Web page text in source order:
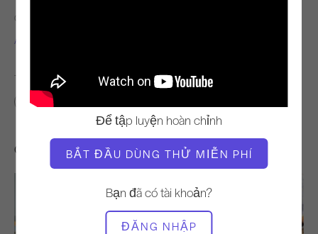
Để tập luyện hoàn chỉnh
BẮT ĐẦU DÙNG THỬ MIỄN PHÍ
Bạn đã có tài khoản?
ĐĂNG NHẬP
GIÁO VIÊN
Alisa Wyatt
TÌM LỚP HỌC TƯƠNG TỰ CHO
0 - 10 phút
Các bài tập khác bạn có thể thích